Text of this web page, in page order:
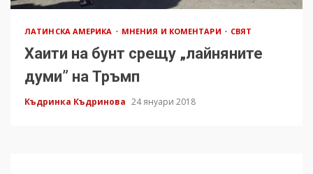
ЛАТИНСКА АМЕРИКА МНЕНИЯ И КОМЕНТАРИ СВЯТ
Хаити на бунт срещу „лайняните
думи” на Тръмп
Къдринка Къдринова 24 януари 2018